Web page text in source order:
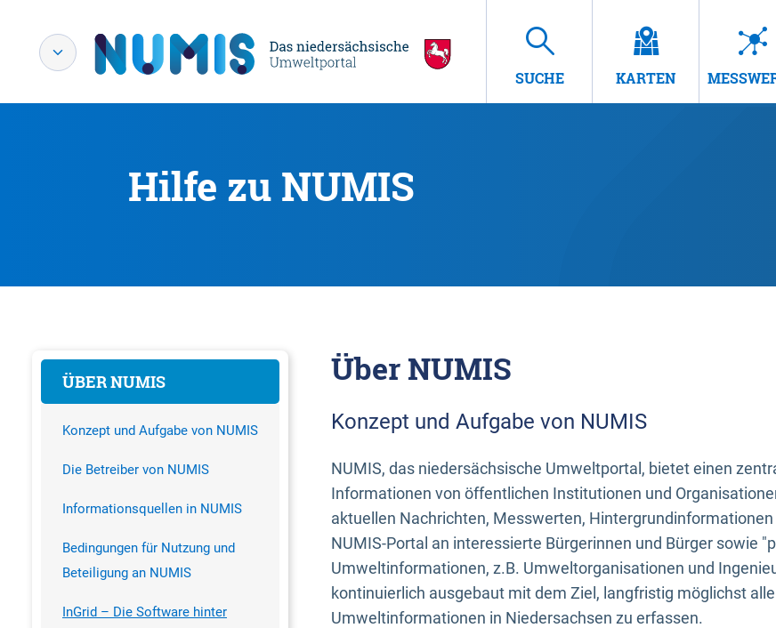
SUCHE KARTEN
Hilfe zu NUMIS
ÜBER NUMIS
Konzept und Aufgabe von NUMIS
Die Betreiber von NUMIS
Informationsquellen in NUMIS
Bedingungen für Nutzung und
Beteiligung an NUMIS
InGrid – Die Software hinter
Über NUMIS
Konzept und Aufgabe von NUMIS
NUMIS, das niedersächsische Umweltportal, bietet einen
Informationen von öffentlichen Institutionen und
aktuellen Nachrichten, Messwerten,
NUMIS-Portal an interessierte Bürgerinnen und Bürger sowie
Umweltinformationen, z.B. Umweltorganisationen und
kontinuierlich ausgebaut mit dem Ziel, langfristig möglichst
Umweltinformationen in Niedersachsen zu erfassen.